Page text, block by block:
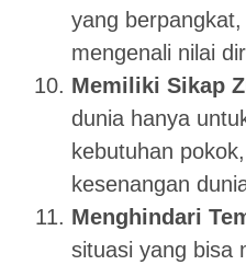
yang
mengenali nilai
Memiliki Sikap
dunia hanya
kebutuhan
kesenangan
Menghindari
situasi yang bisa